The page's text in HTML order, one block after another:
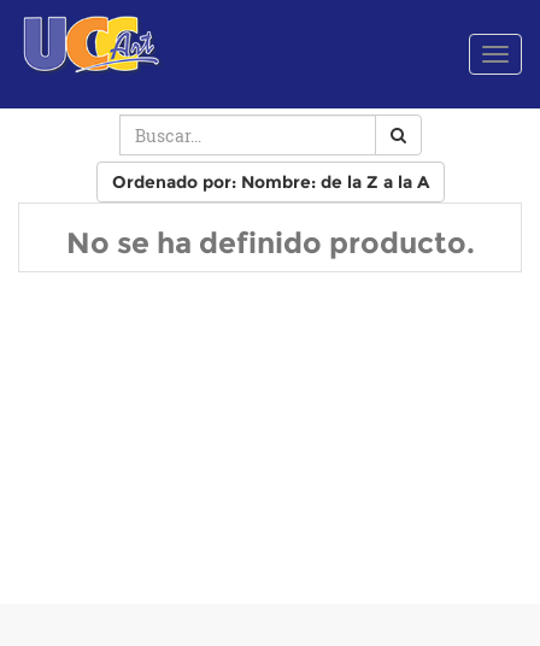
Menú
de
Ordenado por: Nombre: de la Z a la A
No se ha definido producto.